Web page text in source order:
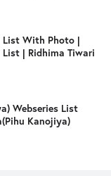
List With Photo |
List | Ridhima Tiwari
Webseries List
Kanojiya)